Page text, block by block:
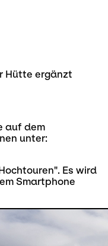
Hütte ergänzt
auf dem
unter:
Es wird
Smartphone